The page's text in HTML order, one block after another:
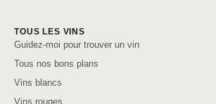
TOUS LES VINS
Guidez-moi pour trouver un vin
Tous nos bons plans
Vins blancs
Vins rouges